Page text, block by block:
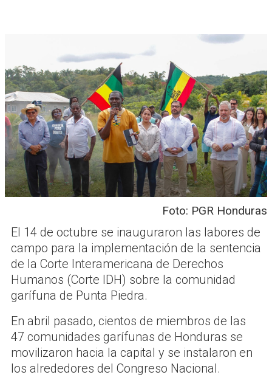
Foto: PGR Honduras
El 14 de octubre se inauguraron las labores de
campo para la implementación de la sentencia
de la Corte Interamericana de Derechos
Humanos (Corte IDH) sobre la comunidad
garífuna de Punta Piedra.
En abril pasado, cientos de miembros de las
47 comunidades garífunas de Honduras se
movilizaron hacia la capital y se instalaron en
los alrededores del Congreso Nacional.